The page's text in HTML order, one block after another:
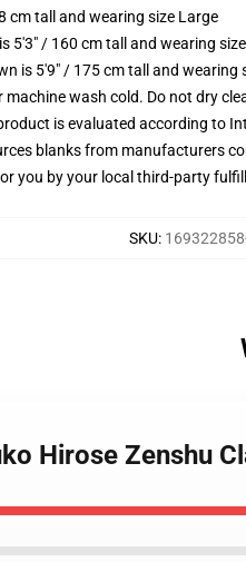
cm tall and wearing size Large
5'3" / 160 cm tall and wearing size
is 5'9" / 175 cm tall and wearing
wash cold. Do not dry
is evaluated according to
blanks from manufacturers
you by your local third-party
SKU:
Hirose Zenshu